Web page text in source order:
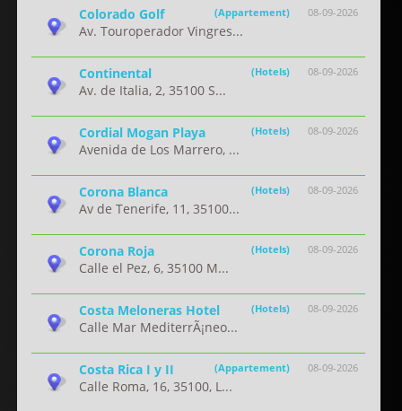
08-09-2026
Colorado Golf (Appartement)
Av. Touroperador Vingres...
08-09-2026
Continental (Hotels)
Av. de Italia, 2, 35100 S...
08-09-2026
Cordial Mogan Playa (Hotels)
Avenida de Los Marrero, ...
08-09-2026
Corona Blanca (Hotels)
Av de Tenerife, 11, 35100...
08-09-2026
Corona Roja (Hotels)
Calle el Pez, 6, 35100 M...
08-09-2026
Costa Meloneras Hotel (Hotels)
Calle Mar MediterrÃ¡neo...
08-09-2026
Costa Rica I y II (Appartement)
Calle Roma, 16, 35100, L...